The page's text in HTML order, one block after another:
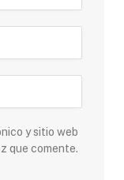
y sitio web
que comente.